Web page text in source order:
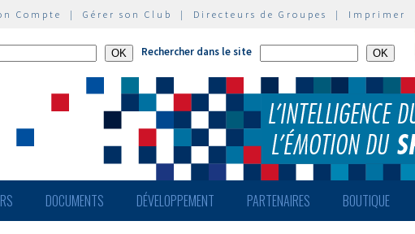
Compte | Gérer son Club | Directeurs de Groupes | Imprimer
Rechercher dans le site
DOCUMENTS DÉVELOPPEMENT PARTENAIRES BOUTIQUE